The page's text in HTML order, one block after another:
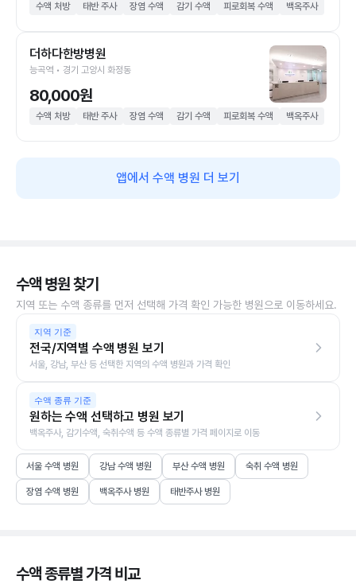
수액 처방 태반 주사 장염 수액 감기 수액 피로회복 수액 백옥주사
더하다한방병원
능곡역 • 경기 고양시 화정동
80,000원
수액 처방 태반 주사 장염 수액 감기 수액 피로회복 수액 백옥주사
앱에서 수액 병원 더 보기
수액 병원 찾기
지역 또는 수액 종류를 먼저 선택해 가격 확인 가능한 병원으로 이동하세요.
지역 기준
전국/지역별 수액 병원 보기
서울, 강남, 부산 등 선택한 지역의 수액 병원과 가격 확인
수액 종류 기준
원하는 수액 선택하고 병원 보기
백옥주사, 감기수액, 숙취수액 등 수액 종류별 가격 페이지로 이동
서울 수액 병원 강남 수액 병원 부산 수액 병원 숙취 수액 병원
장염 수액 병원 백옥주사 병원 태반주사 병원
수액 종류별 가격 비교